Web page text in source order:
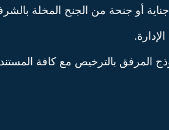
جنحة من الجنح المخلة بالشرف